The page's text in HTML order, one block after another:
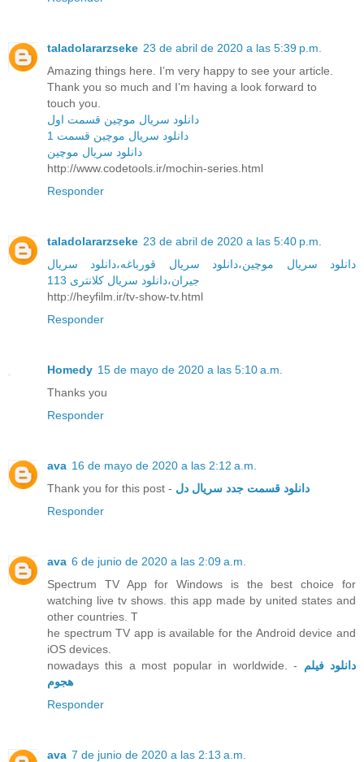
taladolararzseke 23 de abril de 2020 a las 5:39 p.m.
Amazing things here. I’m very happy to see your article.
Thank you so much and I’m having a look forward to
touch you.
دانلود سریال موچین قسمت اول
دانلود سریال موچین قسمت 1
دانلود سریال موچین
http://www.codetools.ir/mochin-series.html
Responder
taladolararzseke 23 de abril de 2020 a las 5:40 p.m.
دانلود سریال‌ موچین،دانلود سریال‌ قورباغه،دانلود سریال‌
جیران،دانلود سریال کلانتری 113
http://heyfilm.ir/tv-show-tv.html
Responder
Homedy 15 de mayo de 2020 a las 5:10 a.m.
Thanks you
Responder
ava 16 de mayo de 2020 a las 2:12 a.m.
Thank you for this post - دانلود قسمت جدد سریال دل
Responder
ava 6 de junio de 2020 a las 2:09 a.m.
Spectrum TV App for Windows is the best choice for
watching live tv shows. this app made by united states and
other countries. T
he spectrum TV app is available for the Android device and
iOS devices.
nowadays this a most popular in worldwide. - دانلود فیلم
هجوم
Responder
ava 7 de junio de 2020 a las 2:13 a.m.